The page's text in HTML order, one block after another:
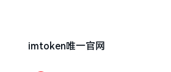
imtoken唯一官网